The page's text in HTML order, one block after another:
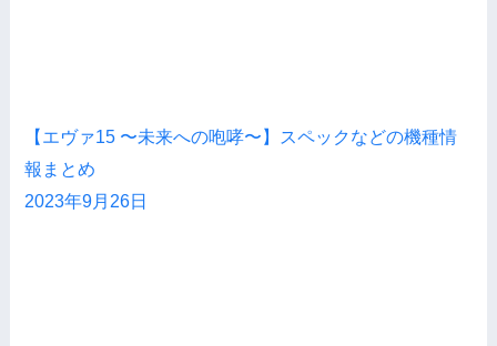
【エヴァ15 〜未来への咆哮〜】スペックなどの機種情
報まとめ
2023年9月26日